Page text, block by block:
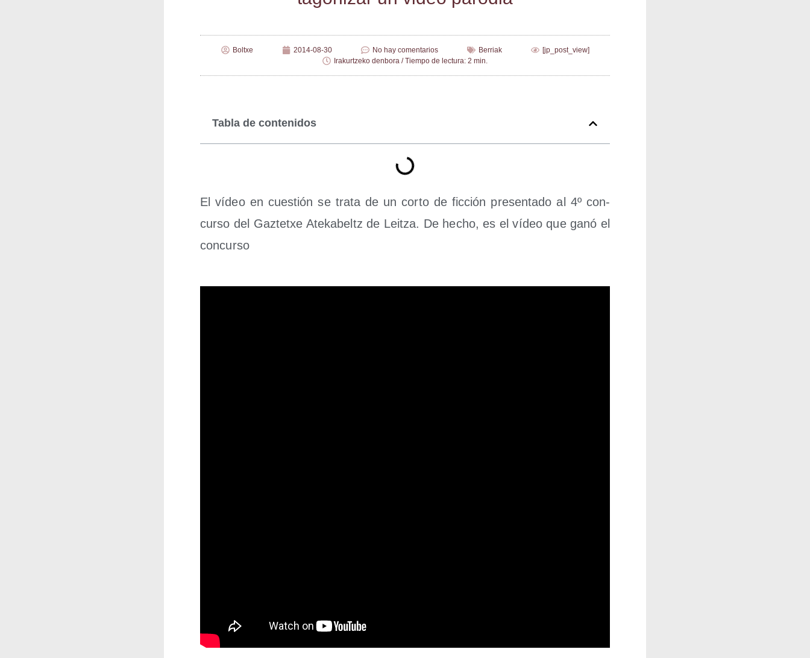
Boltxe 2014-08-30 No hay comentarios Berriak
[jp_post_view]
Irakurtzeko denbora / Tiempo de lectura: 2 min.
Tabla de contenidos
El vídeo en cues­tión se tra­ta de un cor­to de fic­ción pre­sen­ta­do al 4º con­
cur­so del Gaz­tetxe Ate­ka­beltz de Leitza. De hecho, es el vídeo que ganó el
concurso